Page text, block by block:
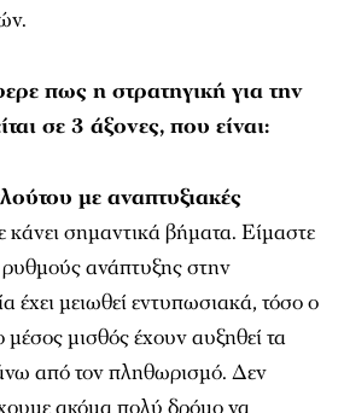
πως η στρατηγική για την
σε 3 άξονες, που είναι:
με αναπτυξιακές
κάνει σημαντικά βήματα. Είμαστε
ανάπτυξης στην
έχει μειωθεί εντυπωσιακά, τόσο ο
μισθός έχουν αυξηθεί τα
από τον πληθωρισμό. Δεν
ακόμα πολύ δρόμο να